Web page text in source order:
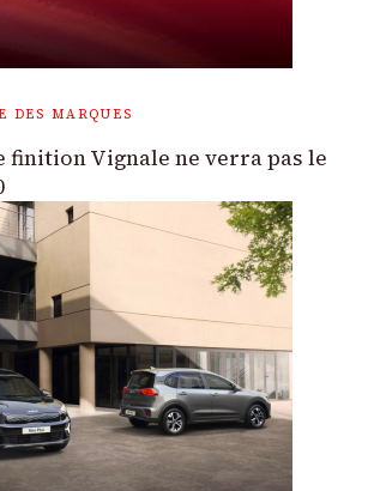
DES MARQUES
finition Vignale ne verra pas le